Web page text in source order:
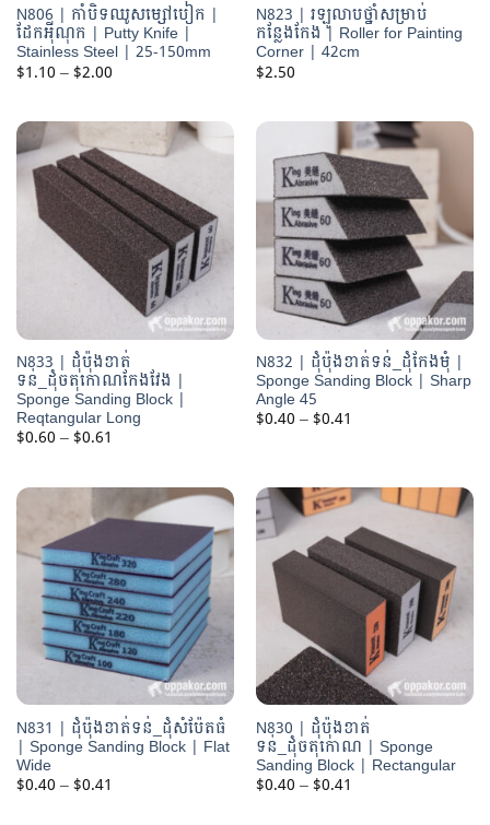
N806 | កាំបិទឈូសម្សៅបៀក |
ដែកអុីណុក | Putty Knife |
Stainless Steel | 25-150mm
$1.10 –$2.00Price
range:
$2.00
N823 | រឡូលាបថ្នាំសម្រាប់
កន្លែងកែង | Roller for Painting
Corner | 42cm
$2.50
N833 | ដុំប៉ុងខាត់
ទន់_ដុំចតុកោណកែងវែង |
Sponge Sanding Block |
Reqtangular Long
$0.60 –$0.61
$0.61
N832 | ដុំប៉ុងខាត់ទន់_ដុំកែងមុំ |
Sponge Sanding Block | Sharp
Angle 45
$0.40 –$0.41
N831 | ដុំប៉ុងខាត់ទន់_ដុំសំប៉ែតធំ
| Sponge Sanding Block | Flat
Wide
$0.40 –$0.41
N830 | ដុំប៉ុងខាត់
ទន់_ដុំចតុកោណ | Sponge
Sanding Block | Rectangular
$0.40 –$0.41